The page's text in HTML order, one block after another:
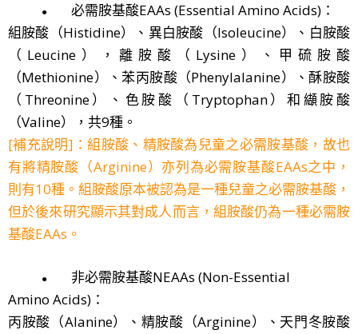
●
必需胺基酸EAAs (Essential Amino Acids)：
組胺酸（Histidine）、異白胺酸（Isoleucine）、白胺酸
（Leucine），離胺酸（Lysine）、甲硫胺酸
（Methionine）、苯丙胺酸（Phenylalanine）、酥胺酸
（Threonine）、色胺酸（Tryptophan）和纈胺酸
（Valine），共9種。
[補充說明]：組胺酸、精胺酸為兒童之必需胺基酸，故也
有將精胺酸（Arginine）亦列為必需胺基酸EAAs之中，
則有10種。組胺酸原本被認為是一種兒童之必需胺基酸，
但於後來研究顯示其對成人而言，組胺酸仍為一種必需胺
基酸EAAs。
●
非必需胺基酸NEAAs (Non-Essential
Amino Acids)：
丙胺酸（Alanine）、精胺酸（Arginine）、天門冬胺酸